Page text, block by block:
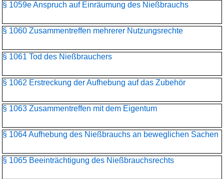
§ 1059e Anspruch auf Einräumung des Nießbrauchs
§ 1060 Zusammentreffen mehrerer Nutzungsrechte
§ 1061 Tod des Nießbrauchers
§ 1062 Erstreckung der Aufhebung auf das Zubehör
§ 1063 Zusammentreffen mit dem Eigentum
§ 1064 Aufhebung des Nießbrauchs an beweglichen Sachen
§ 1065 Beeinträchtigung des Nießbrauchsrechts